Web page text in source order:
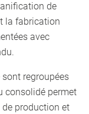
de
la fabrication
avec
sont regroupées
consolidé permet
production et